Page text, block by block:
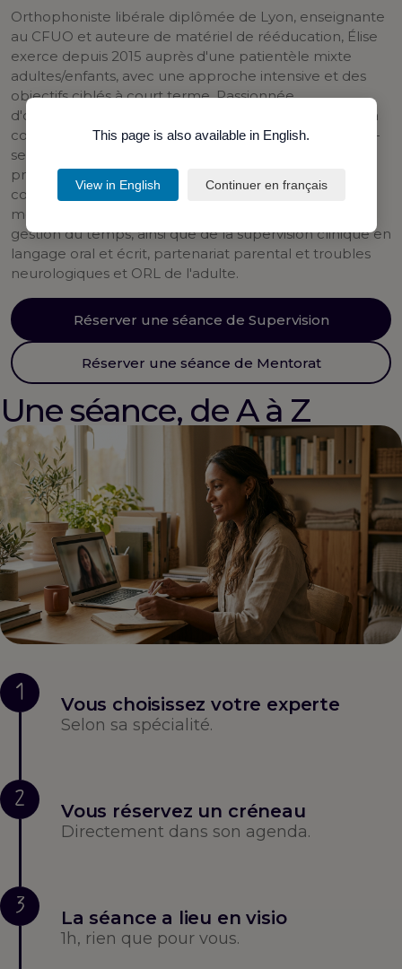
Orthophoniste libérale diplômée de Lyon, enseignante
au CFUO et auteure de matériel de rééducation, Élise
exerce depuis 2015 auprès d'une patientèle mixte
adultes/enfants, avec une approche intensive et des
objectifs ciblés à court terme. Passionnée
d'organisation et de développement personnel, elle a
construit au fil des années une pratique sur-mesure —
semaines sans trous, finances lissées, équilibre
pro/perso assumé — et accompagne aujourd'hui ses
collègues pour en faire autant. Elle propose du
mentorat sur la création d'activité, l'organisation et la
gestion du temps, ainsi que de la supervision clinique en
langage oral et écrit, partenariat parental et troubles
neurologiques et ORL de l'adulte.
Réserver une séance de Supervision
Réserver une séance de Mentorat
Une séance, de A à Z
1 Vous choisissez votre experte
Selon sa spécialité.
2 Vous réservez un créneau
Directement dans son agenda.
3 La séance a lieu en visio
1h, rien que pour vous.
This page is also available in English.
View in English Continuer en français